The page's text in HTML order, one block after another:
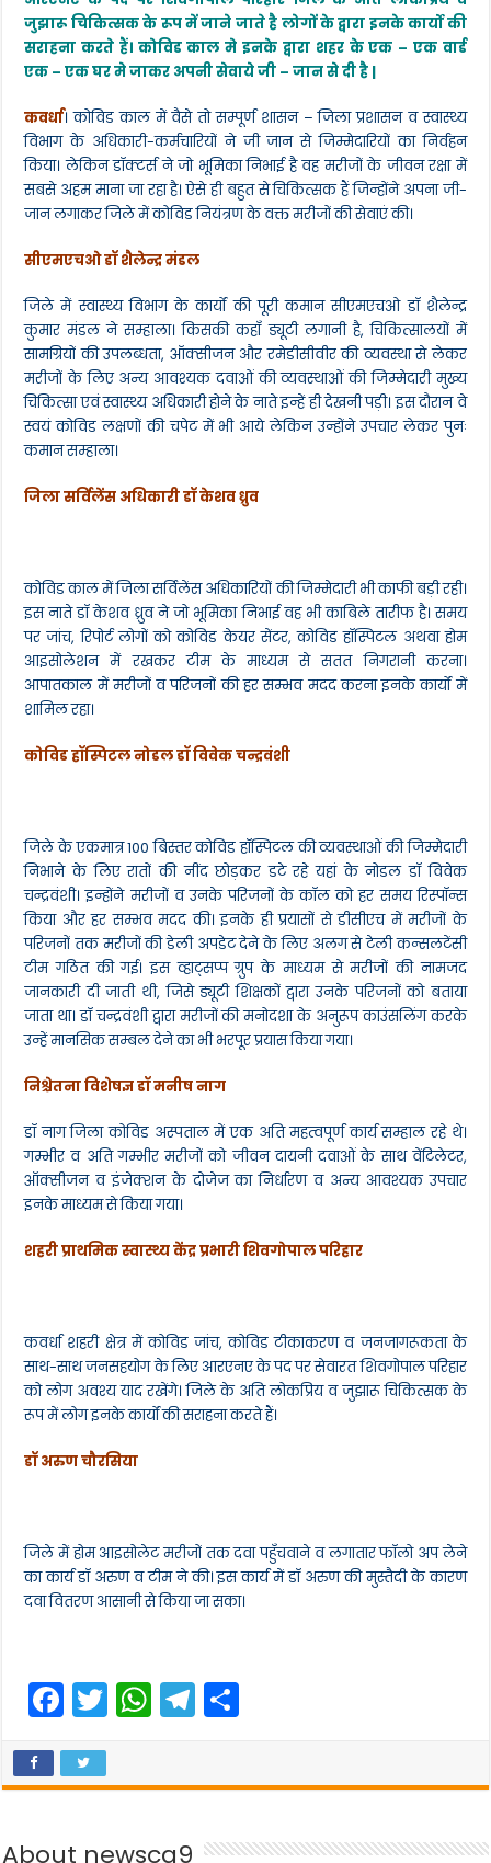
भगवान
से
कम
b
o
o
k
A
p
p
a
m
जुझारू चिकित्सक के रूप में जाने जाते है लोगों के द्वारा इनके कार्यों की
सराहना करते हैं। कोविड काल मे इनके द्वारा शहर के एक – एक वार्ड
एक – एक घर मे जाकर अपनी सेवाये जी – जान से दी है |
कवर्धा। कोविड काल में वैसे तो सम्पूर्ण शासन – जिला प्रशासन व स्वास्थ्य
विभाग के अधिकारी-कर्मचारियों ने जी जान से जिम्मेदारियों का निर्वहन
किया। लेकिन डॉक्टर्स ने जो भूमिका निभाई है वह मरीजों के जीवन रक्षा में
सबसे अहम माना जा रहा है। ऐसे ही बहुत से चिकित्सक हैं जिन्होंने अपना जी-
जान लगाकर जिले में कोविड नियंत्रण के वक्त मरीजों की सेवाएं की।
सीएमएचओ डॉ शैलेन्द्र मंडल
जिले में स्वास्थ्य विभाग के कार्यों की पूरी कमान सीएमएचओ डॉ शैलेन्द्र
कुमार मंडल ने सम्हाला। किसकी कहाँ ड्यूटी लगानी है, चिकित्सालयों में
सामग्रियों की उपलब्धता, ऑक्सीजन और रमेडीसीवीर की व्यवस्था से लेकर
मरीजों के लिए अन्य आवश्यक दवाओं की व्यवस्थाओं की जिम्मेदारी मुख्य
चिकित्सा एवं स्वास्थ्य अधिकारी होने के नाते इन्हें ही देखनी पड़ी। इस दौरान वे
स्वयं कोविड लक्षणों की चपेट में भी आये लेकिन उन्होंने उपचार लेकर पुनः
कमान सम्हाला।
जिला सर्विलेंस अधिकारी डॉ केशव ध्रुव
कोविड काल में जिला सर्विलेंस अधिकारियों की जिम्मेदारी भी काफी बड़ी रही।
इस नाते डॉ केशव ध्रुव ने जो भूमिका निभाई वह भी काबिले तारीफ है। समय
पर जांच, रिपोर्ट लोगों को कोविड केयर सेंटर, कोविड हॉस्पिटल अथवा होम
आइसोलेशन में रखकर टीम के माध्यम से सतत निगरानी करना।
आपातकाल में मरीजों व परिजनों की हर सम्भव मदद करना इनके कार्यों में
शामिल रहा।
कोविड हॉस्पिटल नोडल डॉ विवेक चन्द्रवंशी
जिले के एकमात्र 100 बिस्तर कोविड हॉस्पिटल की व्यवस्थाओं की जिम्मेदारी
निभाने के लिए रातों की नींद छोड़कर डटे रहे यहां के नोडल डॉ विवेक
चन्द्रवंशी। इन्होंने मरीजों व उनके परिजनों के कॉल को हर समय रिस्पॉन्स
किया और हर सम्भव मदद की। इनके ही प्रयासों से डीसीएच में मरीजों के
परिजनों तक मरीजों की डेली अपडेट देने के लिए अलग से टेली कन्सलटेंसी
टीम गठित की गई। इस व्हाट्सप्प ग्रुप के माध्यम से मरीजों की नामजद
जानकारी दी जाती थी, जिसे ड्यूटी शिक्षकों द्वारा उनके परिजनों को बताया
जाता था। डॉ चन्द्रवंशी द्वारा मरीजों की मनोदशा के अनुरूप काउंसलिंग करके
उन्हें मानसिक सम्बल देने का भी भरपूर प्रयास किया गया।
निश्चेतना विशेषज्ञ डॉ मनीष नाग
डॉ नाग जिला कोविड अस्पताल में एक अति महत्वपूर्ण कार्य सम्हाल रहे थे।
गम्भीर व अति गम्भीर मरीजों को जीवन दायनी दवाओं के साथ वेंटिलेटर,
ऑक्सीजन व इंजेक्शन के दोजेज का निर्धारण व अन्य आवश्यक उपचार
इनके माध्यम से किया गया।
शहरी प्राथमिक स्वास्थ्य केंद्र प्रभारी शिवगोपाल परिहार
कवर्धा शहरी क्षेत्र में कोविड जांच, कोविड टीकाकरण व जनजागरूकता के
साथ-साथ जनसहयोग के लिए आरएनए के पद पर सेवारत शिवगोपाल परिहार
को लोग अवश्य याद रखेंगे। जिले के अति लोकप्रिय व जुझारू चिकित्सक के
रूप में लोग इनके कार्यों की सराहना करते हैं।
डॉ अरुण चौरसिया
जिले में होम आइसोलेट मरीजों तक दवा पहुँचवाने व लगातार फॉलो अप लेने
का कार्य डॉ अरुण व टीम ने की। इस कार्य में डॉ अरुण की मुस्तैदी के कारण
दवा वितरण आसानी से किया जा सका।
F
a
c
e
b
T
w
er
W
h
ts
A
T
el
gr
a
e
About newscg9